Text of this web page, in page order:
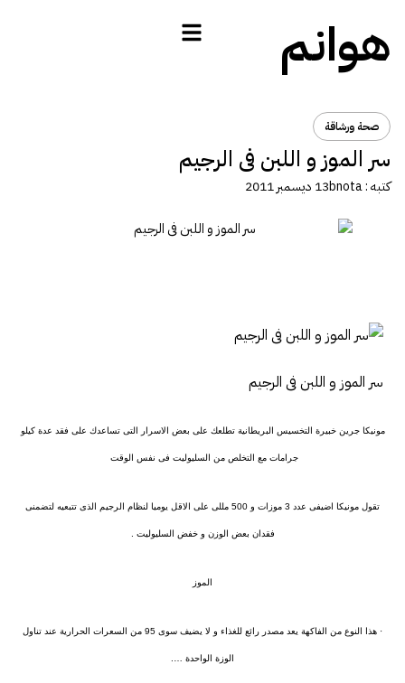
هوانم
صحة ورشاقة
سر الموز و اللبن فى الرجيم
كتبه :bnota13 ديسمبر 2011
سر الموز و اللبن فى الرجيم
مونيكا جرين خبيرة التخسيس البريطانية تطلعك على بعض الاسرار التى تساعدك على فقد عدة كيلو
جرامات مع التخلص من السليوليت فى نفس الوقت
تقول مونيكا اضيفى عدد 3 موزات و 500 مللى على الاقل يوميا لنظام الرجيم الذى تتبعيه لتضمنى
فقدان بعض الوزن و خفض السليوليت .
الموز
· هذا النوع من الفاكهة يعد مصدر رائع للغذاء و لا يضيف سوى 95 من السعرات الحرارية عند تناول
الوزة الواحدة ….